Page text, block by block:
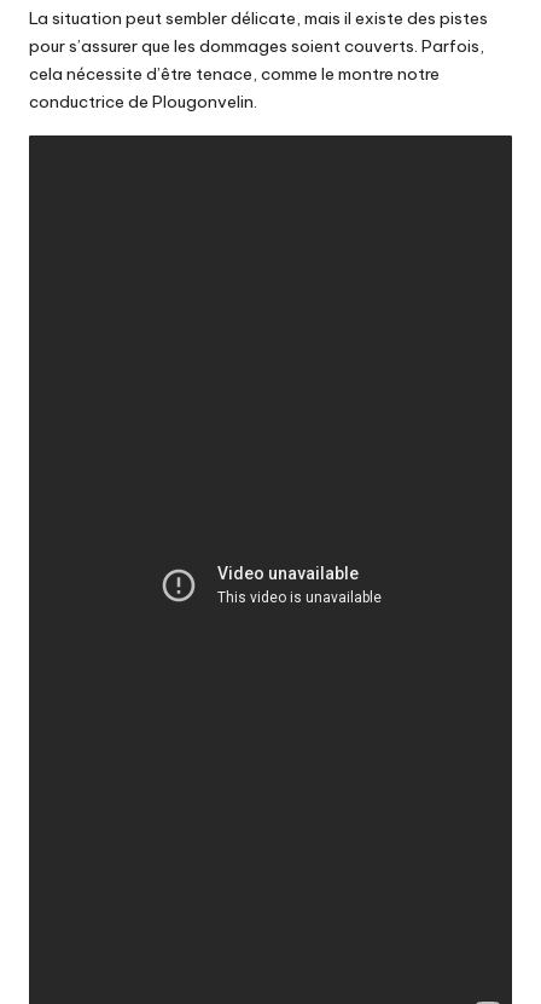
La situation peut sembler délicate, mais il existe des pistes
pour s’assurer que les dommages soient couverts. Parfois,
cela nécessite d’être tenace, comme le montre notre
conductrice de Plougonvelin.